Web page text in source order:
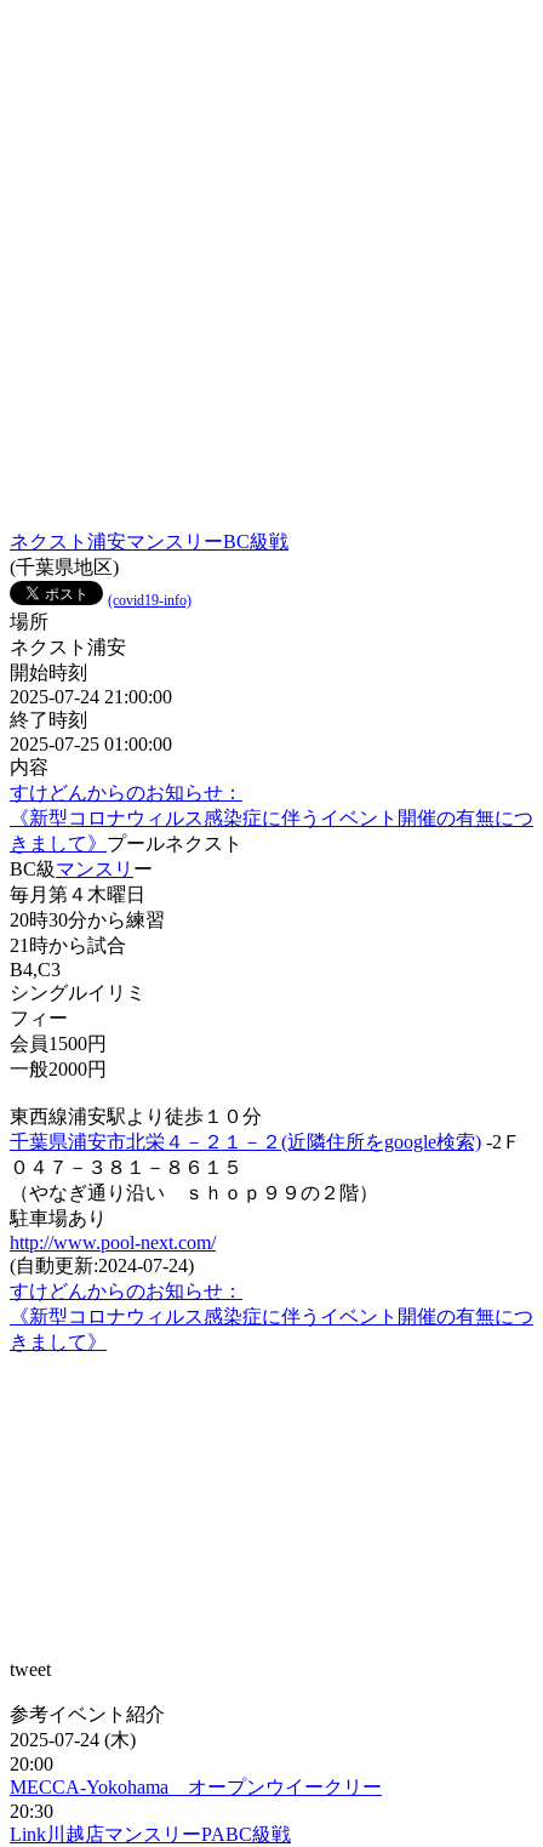
ネクスト浦安マンスリーBC級戦
(千葉県地区)
(covid19-info)
場所
ネクスト浦安
開始時刻
2025-07-24 21:00:00
終了時刻
2025-07-25 01:00:00
内容
すけどんからのお知らせ：
《新型コロナウィルス感染症に伴うイベント開催の有無につ
きまして》 プールネクスト
BC級マンスリ ー
毎月第４木曜日
20時30分から練習
21時から試合
B4,C3
シングルイリミ
フィー
会員1500円
一般2000円
東西線浦安駅より徒歩１０分
千葉県浦安市北栄４－２１－２(近隣住所をgoogle検索) -2Ｆ
０４７－３８１－８６１５
（やなぎ通り沿い ｓｈｏｐ９９の２階）
駐車場あり
http://www.pool-next.com/
(自動更新:2024-07-24)
すけどんからのお知らせ：
《新型コロナウィルス感染症に伴うイベント開催の有無につ
きまして》
tweet
参考イベント紹介
2025-07-24 (木)
20:00
MECCA-Yokohama オープンウイークリー
20:30
Link川越店マンスリーPABC級戦